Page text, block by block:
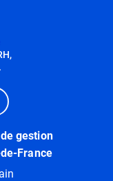
gestion
France